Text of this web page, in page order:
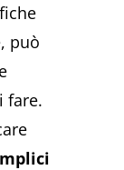
può
fare.